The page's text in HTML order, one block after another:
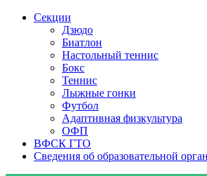
Секции
Дзюдо
Биатлон
Настольный теннис
Бокс
Теннис
Лыжные гонки
Футбол
Адаптивная физкультура
ОФП
ВФСК ГТО
Сведения об образовательной